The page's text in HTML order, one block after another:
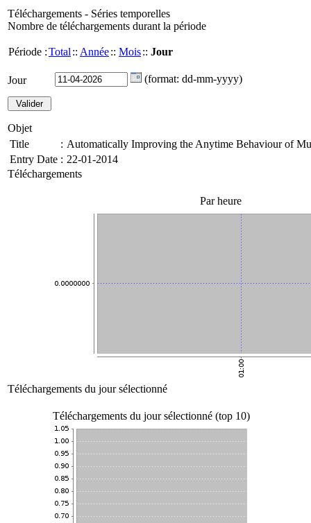
Téléchargements - Séries temporelles
Nombre de téléchargements durant la période
Période :Total :: Année:: Mois:: Jour
Jour (format: dd-mm-yyyy)
Objet
Title
: Automatically Improving the Anytime Behaviour of
Entry Date : 22-01-2014
Téléchargements
Par heure
Téléchargements du jour sélectionné
Téléchargements du jour sélectionné (top 10)